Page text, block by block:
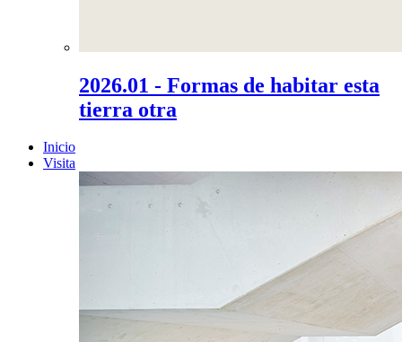
2026.01 - Formas de habitar esta
tierra otra
Inicio
Visita